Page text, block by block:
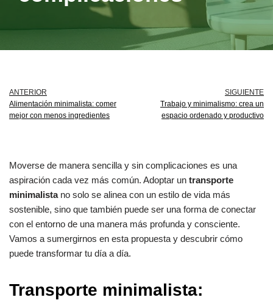
ANTERIOR
Alimentación minimalista: comer
mejor con menos ingredientes
SIGUIENTE
Trabajo y minimalismo: crea un
espacio ordenado y productivo
Moverse de manera sencilla y sin complicaciones es una
aspiración cada vez más común. Adoptar un transporte
minimalistano solo se alinea con un estilo de vida más
sostenible, sino que también puede ser una forma de conectar
con el entorno de una manera más profunda y consciente.
Vamos a sumergirnos en esta propuesta y descubrir cómo
puede transformar tu día a día.
Transporte minimalista: